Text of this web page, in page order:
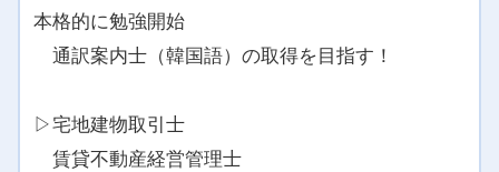
本格的に勉強開始
通訳案内士（韓国語）の取得を目指す！
▷宅地建物取引士
賃貸不動産経営管理士